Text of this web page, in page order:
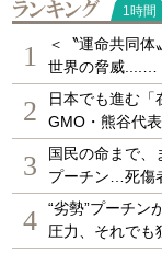
1時間
1
＜〝運命共同
世界の脅威....…
2
日本でも進む「
GMO・熊谷代
3
国民の命まで、
プーチン…死傷
4
“劣勢”プーチン
圧力、それでも